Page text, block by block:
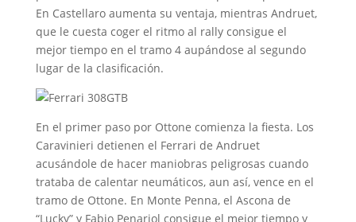
En Castellaro aumenta su ventaja, mientras Andruet,
que le cuesta coger el ritmo al rally consigue el
mejor tiempo en el tramo 4 aupándose al segundo
lugar de la clasificación.
En el primer paso por Ottone comienza la fiesta. Los
Caravinieri detienen el Ferrari de Andruet
acusándole de hacer maniobras peligrosas cuando
trataba de calentar neumáticos, aun así, vence en el
tramo de Ottone. En Monte Penna, el Ascona de
“Lucky” y Fabio Penariol consigue el mejor tiempo y